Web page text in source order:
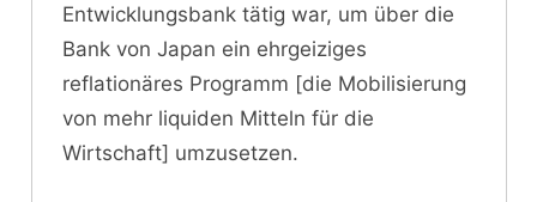
Entwicklungsbank tätig war, um über die
Bank von Japan ein ehrgeiziges
reflationäres Programm [die Mobilisierung
von mehr liquiden Mitteln für die
Wirtschaft] umzusetzen.